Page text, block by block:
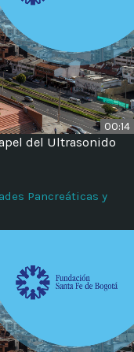
00:14
del Ultrasonido
Pancreáticas y